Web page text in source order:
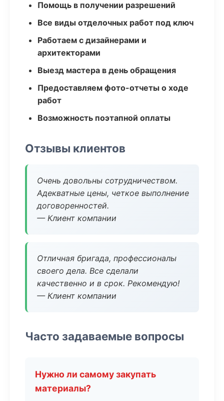
Помощь в получении разрешений
Все виды отделочных работ под ключ
Работаем с дизайнерами и
архитекторами
Выезд мастера в день обращения
Предоставляем фото-отчеты о ходе
работ
Возможность поэтапной оплаты
Отзывы клиентов
Очень довольны сотрудничеством.
Адекватные цены, четкое выполнение
договоренностей.
— Клиент компании
Отличная бригада, профессионалы
своего дела. Все сделали
качественно и в срок. Рекомендую!
— Клиент компании
Часто задаваемые вопросы
Нужно ли самому закупать
материалы?